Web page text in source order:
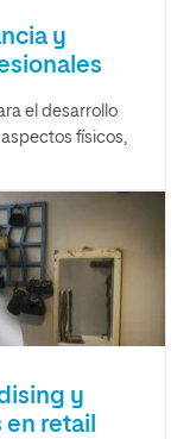
y
el desarrollo
físicos,
y
retail